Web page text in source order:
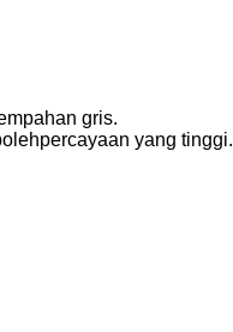
gris.
yang tinggi.